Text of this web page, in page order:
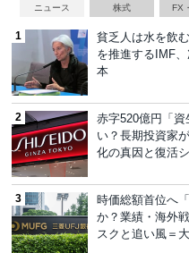
ニュース 株式 FX
貧乏人は水を飲
を推進するIMF
本
赤字520億円「
い？長期投資家
化の真因と復活
時価総額首位へ
か？業績・海外
スクと追い風＝